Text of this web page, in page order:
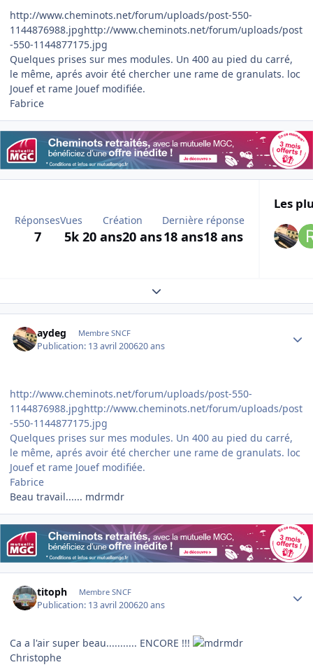
http://www.cheminots.net/forum/uploads/post-550-
1144876988.jpghttp://www.cheminots.net/forum/uploads/post
-550-1144877175.jpg
Quelques prises sur mes modules. Un 400 au pied du carré,
le même, aprés avoir été chercher une rame de granulats. loc
Jouef et rame Jouef modifiée.
Fabrice
Réponses
7
Vues
5k
Création
20 ans20 ans
Dernière réponse
18 ans18 ans
Les
Expand topic overview
aydeg Membre SNCF
Publication: 13 avril 200620 ans
http://www.cheminots.net/forum/uploads/post-550-
1144876988.jpghttp://www.cheminots.net/forum/uploads/post
-550-1144877175.jpg
Quelques prises sur mes modules. Un 400 au pied du carré,
le même, aprés avoir été chercher une rame de granulats. loc
Jouef et rame Jouef modifiée.
Fabrice
Beau travail...... mdrmdr
titoph Membre SNCF
Publication: 13 avril 200620 ans
Ca a l'air super beau........... ENCORE !!!
Christophe